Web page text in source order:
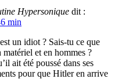
Hypersonique dit :
min
un idiot ? Sais-tu ce que
matériel et en hommes ?
ait été poussé dans ses
pour que Hitler en arrive